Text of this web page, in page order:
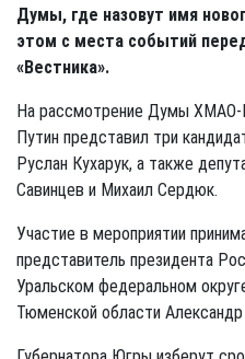
Думы, где назовут имя
этом с места событий
«Вестника».
На рассмотрение Думы
Путин представил три
Руслан Кухарук, а также
Савинцев и Михаил Сердюк.
Участие в мероприятии
представитель президента
Уральском федеральном
Тюменской области